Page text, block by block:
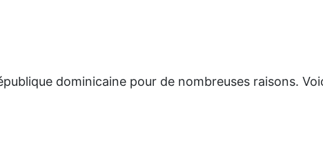
dominicaine pour de nombreuses raisons.